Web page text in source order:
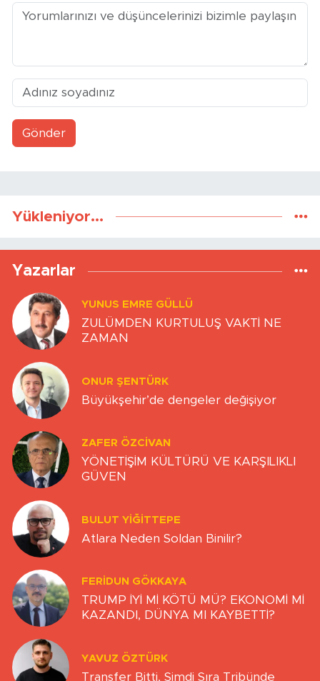
Gönder
Yükleniyor...
Yazarlar
YUNUS EMRE GÜLLÜ
ZULÜMDEN KURTULUŞ VAKTİ NE
ZAMAN
ONUR ŞENTÜRK
Büyükşehir’de dengeler değişiyor
ZAFER ÖZCIVAN
YÖNETİŞİM KÜLTÜRÜ VE KARŞILIKLI
GÜVEN
BULUT YİĞİTTEPE
Atlara Neden Soldan Binilir?
FERIDUN GÖKKAYA
TRUMP İYİ Mİ KÖTÜ MÜ? EKONOMİ Mİ
KAZANDI, DÜNYA MI KAYBETTİ?
YAVUZ ÖZTÜRK
Transfer Bitti, Şimdi Sıra Tribünde